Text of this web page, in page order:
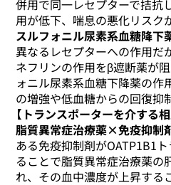
併用で同一レセプターで拮抗
用が低下、喘息の悪化リスク
スルフォニル尿素系血糖降
異なるレセプターへの作用だ
ネフリンの作用をβ遮断薬が
ォニル尿素系血糖下降薬の作
の増強や低血糖からの回復抑
【トランスポーターを介する
脂質異常症治療薬×免疫抑制
ある免疫抑制剤がOATP1B1
ることで脂質異常症治療薬の
れ、その血中濃度が上昇する